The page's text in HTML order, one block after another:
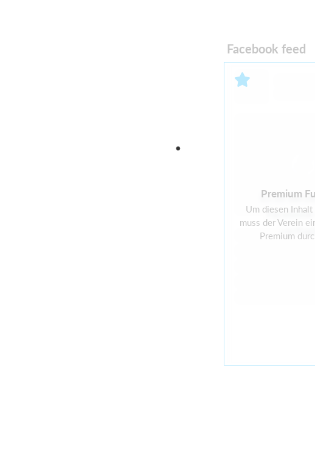
Facebook feed
Premium
Um diesen Inhalt
muss der Verein
Premium
Es ist